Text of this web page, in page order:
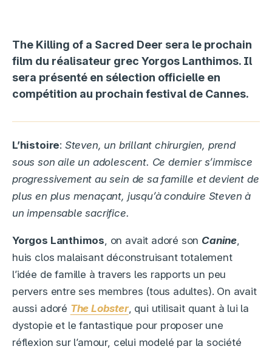
The Killing of a Sacred Deer sera le prochain
film du réalisateur grec Yorgos Lanthimos. Il
sera présenté en sélection officielle en
compétition au prochain festival de Cannes.
L’histoire: Steven, un brillant chirurgien, prend
sous son aile un adolescent. Ce dernier s’immisce
progressivement au sein de sa famille et devient de
plus en plus menaçant, jusqu’à conduire Steven à
un impensable sacrifice.
Yorgos Lanthimos , on avait adoré son Canine,
huis clos malaisant déconstruisant totalement
l’idée de famille à travers les rapports un peu
pervers entre ses membres (tous adultes). On avait
aussi adoré The Lobster, qui utilisait quant à lui la
dystopie et le fantastique pour proposer une
réflexion sur l’amour, celui modelé par la société